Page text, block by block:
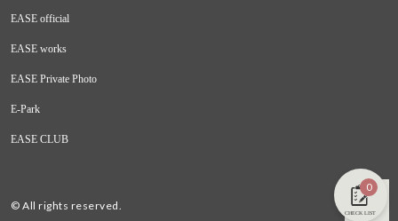
0
CHECK LIST
EASE official
EASE works
EASE Private Photo
E-Park
EASE CLUB
© All rights reserved.